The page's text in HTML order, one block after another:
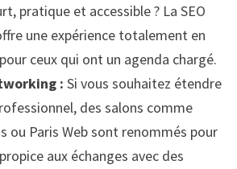
pratique et accessible ? La SEO
une expérience totalement en
ceux qui ont un agenda chargé.
: Si vous souhaitez étendre
des salons comme
ou Paris Web sont renommés pour
aux échanges avec des